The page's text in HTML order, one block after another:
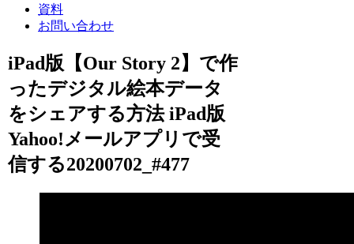
資料
お問い合わせ
iPad版【Our Story 2】で作
ったデジタル絵本データ
をシェアする方法 iPad版
Yahoo!メールアプリで受
信する20200702_#477